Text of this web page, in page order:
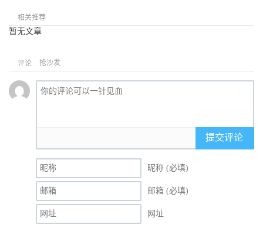
相关推荐
暂无文章
评论 抢沙发
提交评论
昵称 (必填)
邮箱 (必填)
网址